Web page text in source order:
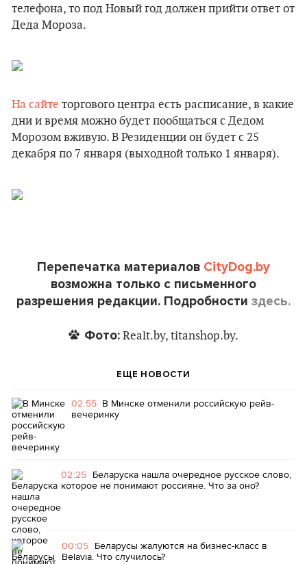
телефона, то под Новый год должен прийти ответ от
Деда Мороза.
На сайте торгового центра есть расписание, в какие
дни и время можно будет пообщаться с Дедом
Морозом вживую. В Резиденции он будет с 25
декабря по 7 января (выходной только 1 января).
Перепечатка материалов CityDog.by
возможна только с письменного
разрешения редакции. Подробности здесь.
Фото: Realt.by, titanshop.by.
ЕЩЕ НОВОСТИ
02:55 В Минске отменили российскую рейв-
вечеринку
02:25 Беларуска нашла очередное русское слово,
которое не понимают россияне. Что за оно?
00:05 Беларусы жалуются на бизнес-класс в
Belavia. Что случилось?